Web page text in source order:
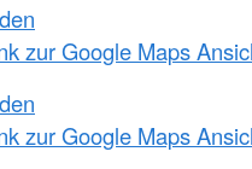
zur Google Maps
zur Google Maps